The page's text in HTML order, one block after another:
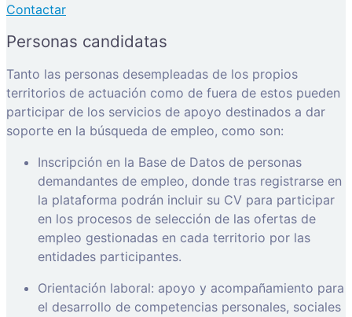
Contactar
Personas candidatas
Tanto las personas desempleadas de los propios
territorios de actuación como de fuera de estos pueden
participar de los servicios de apoyo destinados a dar
soporte en la búsqueda de empleo, como son:
Inscripción en la Base de Datos de personas
demandantes de empleo, donde tras registrarse en
la plataforma podrán incluir su CV para participar
en los procesos de selección de las ofertas de
empleo gestionadas en cada territorio por las
entidades participantes.
Orientación laboral: apoyo y acompañamiento para
el desarrollo de competencias personales, sociales